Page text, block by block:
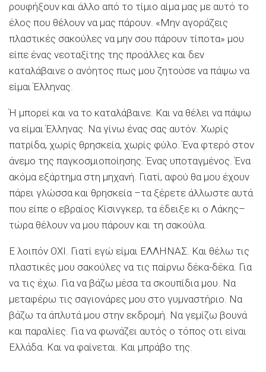
ρουφήξουν και άλλο από το τίμιο αίμα μας με αυτό το
έλος που θέλουν να μας πάρουν. «Μην αγοράζεις
πλαστικές σακούλες να μην σου πάρουν τίποτα» μου
είπε ένας νεοταξίτης της προάλλες και δεν
καταλάβαινε ο ανόητος πως μου ζητούσε να πάψω να
είμαι Έλληνας.
Ή μπορεί και να το καταλάβαινε. Και να θέλει να πάψω
να είμαι Έλληνας. Να γίνω ένας σας αυτόν. Χωρίς
πατρίδα, χωρίς θρησκεία, χωρίς φύλο. Ένα φτερό στον
άνεμο της παγκοσμιοποίησης. Ένας υποταγμένος. Ένα
ακόμα εξάρτημα στη μηχανή. Γιατί, αφού θα μου έχουν
πάρει γλώσσα και θρησκεία –τα ξέρετε άλλωστε αυτά
που είπε ο εβραίος Κίσινγκερ, τα έδειξε κι ο Λάκης–
τώρα θέλουν να μου πάρουν και τη σακούλα.
Ε λοιπόν ΟΧΙ. Γιατί εγώ είμαι ΕΛΛΗΝΑΣ. Και θέλω τις
πλαστικές μου σακούλες να τις παίρνω δέκα-δέκα. Για
να τις έχω. Για να βάζω μέσα τα σκουπίδια μου. Να
μεταφέρω τις σαγιονάρες μου στο γυμναστήριο. Να
βάζω τα άπλυτά μου στην εκδρομή. Να γεμίζω βουνά
και παραλίες. Για να φωνάζει αυτός ο τόπος οτι είναι
Ελλάδα. Και να φαίνεται. Και μπράβο της.